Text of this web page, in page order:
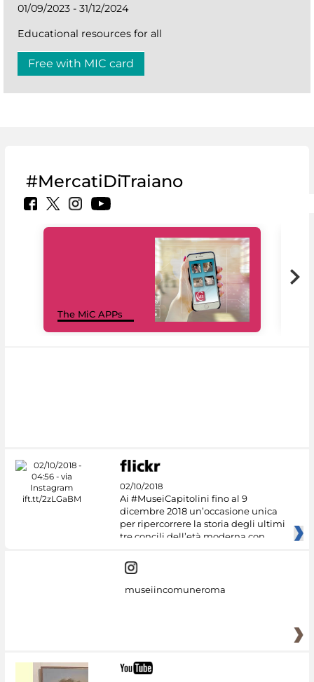
01/09/2023 - 31/12/2024
Educational resources for all
Free with MIC card
#MercatiDiTraiano
The MiC APPs
02/10/2018
Ai #MuseiCapitolini fino al 9
dicembre 2018 un’occasione unica
per ripercorrere la storia degli ultimi
tre concili dell’età moderna con
museiincomuneroma